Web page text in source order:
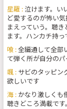
星羅 : 泣けます。い
ど愛するのが怖い
まえっていう。聴
ます。ハンカチ持っ
喰 : 全編通して全部
て弾く所が自分のパ
颯 : サビのタッピン
欲しいです
海 : かなり激しくも
聴きどころ満載です